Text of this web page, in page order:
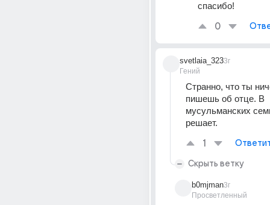
спасибо!
0
svetlaia_323
Гений
3г
Странно, что ты
пишешь об отце. В
мусульманских
решает.
1
Скрыть ветку
b0mjman
Просветленный
3г